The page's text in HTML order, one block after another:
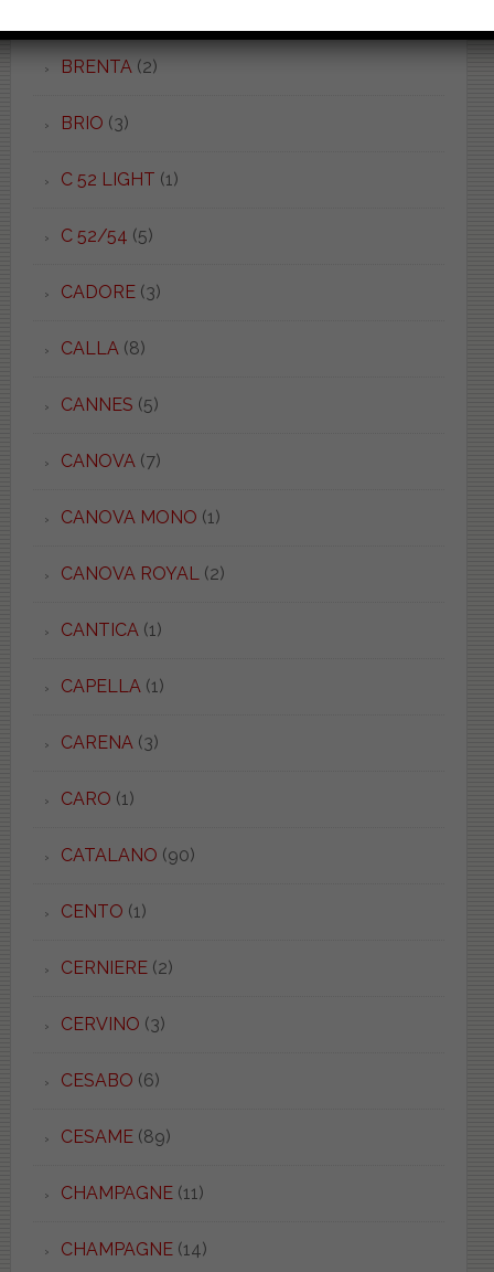
BRENTA(2)
BRIO (3)
C 52 LIGHT (1)
C 52/54 (5)
CADORE(3)
CALLA(8)
CANNES (5)
CANOVA(7)
CANOVA MONO (1)
CANOVA ROYAL(2)
CANTICA(1)
CAPELLA(1)
CARENA(3)
CARO (1)
CATALANO (90)
CENTO (1)
CERNIERE(2)
CERVINO (3)
CESABO (6)
CESAME(89)
CHAMPAGNE(11)
CHAMPAGNE(14)